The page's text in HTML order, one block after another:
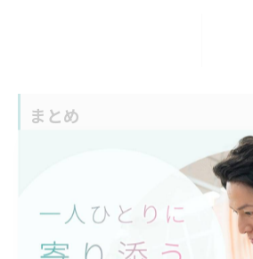
まとめ
1日の水分摂取量は、2,400mlが目
ただし個人差があるので、ライフ
節してみてください。
帯広市の『冨永整骨院』は、体の